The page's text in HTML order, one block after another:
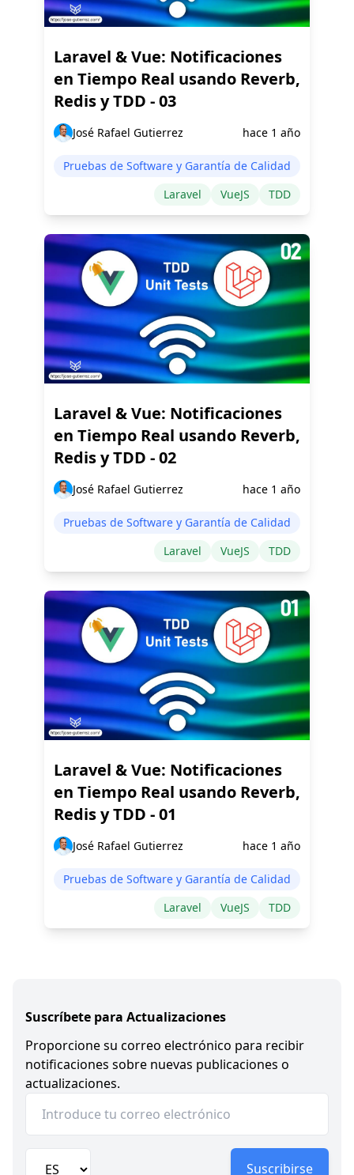
Laravel & Vue: Notificaciones
en Tiempo Real usando Reverb,
Redis y TDD - 03
José Rafael Gutierrez hace 1 año
Pruebas de Software y Garantía de Calidad
Laravel
VueJS TDD
Laravel & Vue: Notificaciones
en Tiempo Real usando Reverb,
Redis y TDD - 02
José Rafael Gutierrez hace 1 año
Pruebas de Software y Garantía de Calidad
Laravel
VueJS TDD
Laravel & Vue: Notificaciones
en Tiempo Real usando Reverb,
Redis y TDD - 01
José Rafael Gutierrez hace 1 año
Pruebas de Software y Garantía de Calidad
Laravel
VueJS TDD
Suscríbete para Actualizaciones
Proporcione su correo electrónico para recibir
notificaciones sobre nuevas publicaciones o
actualizaciones.
Suscribirse